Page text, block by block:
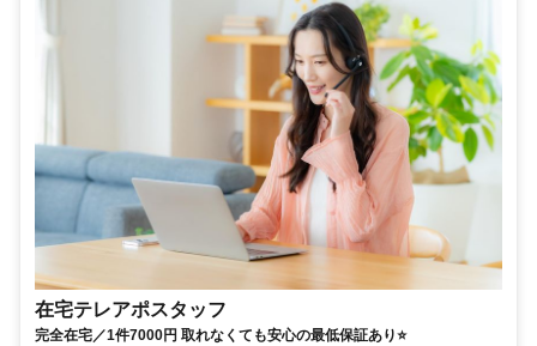
在宅テレアポスタッフ
完全在宅／1件7000円 取れなくても安心の最低保証あり⭐